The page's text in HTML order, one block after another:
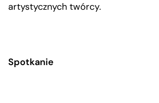
artystycznych twórcy.
Spotkanie